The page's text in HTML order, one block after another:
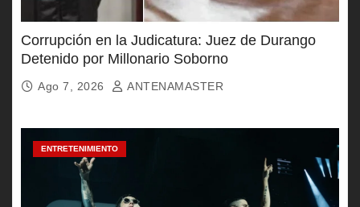
Corrupción en la Judicatura: Juez de Durango
Detenido por Millonario Soborno
Ago 7, 2026 ANTENAMASTER
ENTRETENIMIENTO